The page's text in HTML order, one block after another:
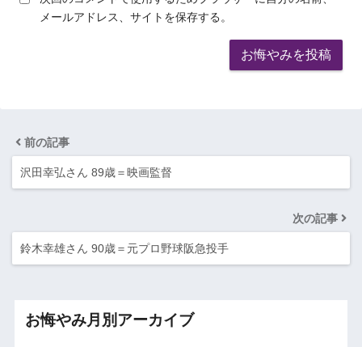
メールアドレス、サイトを保存する。
前の記事
沢田幸弘さん 89歳＝映画監督
次の記事
鈴木幸雄さん 90歳＝元プロ野球阪急投手
お悔やみ月別アーカイブ